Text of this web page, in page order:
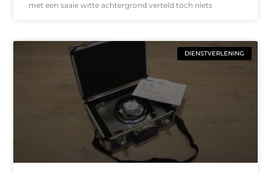
met een saaie witte achtergrond verteld toch niets
DIENSTVERLENING